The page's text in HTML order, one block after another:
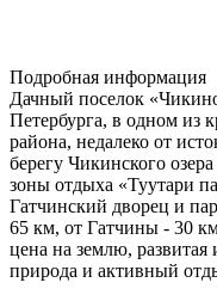
Подробная информация
Дачный поселок
Петербурга, в одном из
района, недалеко от
берегу Чикинского
зоны отдыха «Туутари
Гатчинский дворец и
65 км, от Гатчины - 30
цена на землю,
природа и активный